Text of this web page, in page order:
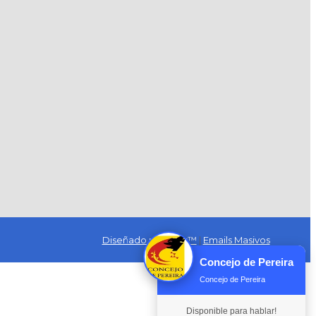
Diseñado por Exus™ | Emails Masivos